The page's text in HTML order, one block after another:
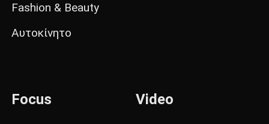
Fashion & Beauty
Αυτοκίνητο
Focus Video